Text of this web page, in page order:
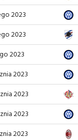
2023
2023
2023
2023
2023
2023
2023